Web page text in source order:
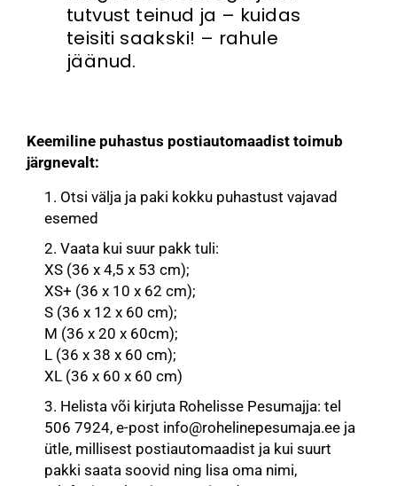
tutvust teinud ja – kuidas
teisiti saakski! – rahule
jäänud.
Keemiline puhastus postiautomaadist toimub
järgnevalt:
Otsi välja ja paki kokku puhastust vajavad
esemed
Vaata kui suur pakk tuli:
XS (36 x 4,5 x 53 cm);
XS+ (36 x 10 x 62 cm);
S (36 x 12 x 60 cm);
M (36 x 20 x 60cm);
L (36 x 38 x 60 cm);
XL (36 x 60 x 60 cm)
Helista või kirjuta Rohelisse Pesumajja: tel
506 7924, e-post info@rohelinepesumaja.ee ja
ütle, millisest postiautomaadist ja kui suurt
pakki saata soovid ning lisa oma nimi,